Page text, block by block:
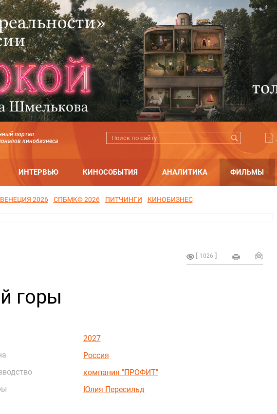
портал
кинобизнеса
ИНТЕРВЬЮ КИНОСОБЫТИЯ АНАЛИТИКА ФИЛЬМЫ
ВЕНЕЦИЯ 2026 СПБМКФ 2026 ПИТЧИНГИ КИНОБИЗНЕС
1026
горы
2027
Россия
компания "ПРОФИТ"
Юлия Пересильд